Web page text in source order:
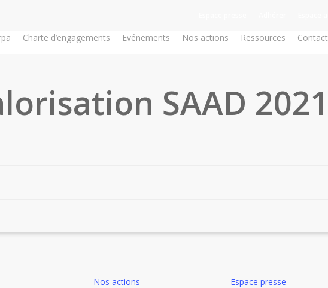
Charte d’engagements Evénements Nos actions Ressources Contact
SAAD 2021
Nos actions
Espace presse